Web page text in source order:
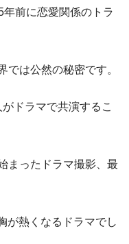
前に恋愛関係のトラ
では公然の秘密です。
ドラマで共演するこ
まったドラマ撮影、最
が熱くなるドラマでし